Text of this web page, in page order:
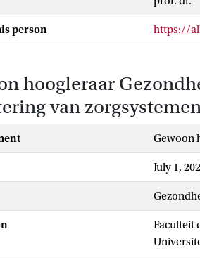
person https://
hoogleraar
van
July 1,
Faculteit